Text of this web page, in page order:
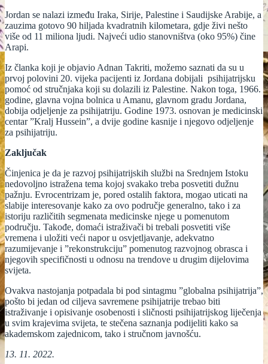
Jordan se nalazi između Iraka, Sirije, Palestine i Saudijske Arabije, a
zauzima gotovo 90 hiljada kvadratnih kilometara, gdje živi nešto
više od 11 miliona ljudi. Najveći udio stanovništva (oko 95%) čine
Arapi.
Iz članka koji je objavio Adnan Takriti, možemo saznati da su u
prvoj polovini 20. vijeka pacijenti iz Jordana dobijali psihijatrijsku
pomoć od stručnjaka koji su dolazili iz Palestine. Nakon toga, 1966.
godine, glavna vojna bolnica u Amanu, glavnom gradu Jordana,
dobija odjeljenje za psihijatriju. Godine 1973. osnovan je medicinski
centar ”Kralj Hussein”, a dvije godine kasnije i njegovo odjeljenje
za psihijatriju.
Zaključak
Činjenica je da je razvoj psihijatrijskih službi na Srednjem Istoku
nedovoljno istražena tema kojoj svakako treba posvetiti dužnu
pažnju. Evrocentrizam je, pored ostalih faktora, mogao uticati na
slabije interesovanje kako za ovo područje generalno, tako i za
istoriju različitih segmenata medicinske njege u pomenutom
području. Takođe, domaći istraživači bi trebali posvetiti više
vremena i uložiti veći napor u osvjetljavanje, adekvatno
razumijevanje i ”rekonstrukciju” pomenutog razvojnog obrasca i
njegovih specifičnosti u odnosu na trendove u drugim dijelovima
svijeta.
Ovakva nastojanja potpadala bi pod sintagmu ”globalna psihijatrija”,
pošto bi jedan od ciljeva savremene psihijatrije trebao biti
istraživanje i opisivanje osobenosti i sličnosti psihijatrijskog liječenja
u svim krajevima svijeta, te stečena saznanja podijeliti kako sa
akademskom zajednicom, tako i stručnom javnošću.
13. 11. 2022.